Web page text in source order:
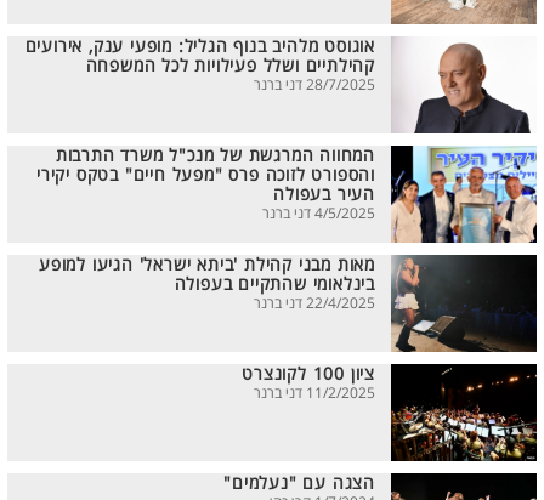
אוגוסט מלהיב בנוף הגליל: מופעי ענק, אירועים
קהילתיים ושלל פעילויות לכל המשפחה
28/7/2025 דני ברנר
המחווה המרגשת של מנכ"ל משרד התרבות
והספורט לזוכה פרס "מפעל חיים" בטקס יקירי
העיר בעפולה
4/5/2025 דני ברנר
מאות מבני קהילת 'ביתא ישראל' הגיעו למופע
בינלאומי שהתקיים בעפולה
22/4/2025 דני ברנר
ציון 100 לקונצרט
11/2/2025 דני ברנר
הצגה עם "נעלמים"